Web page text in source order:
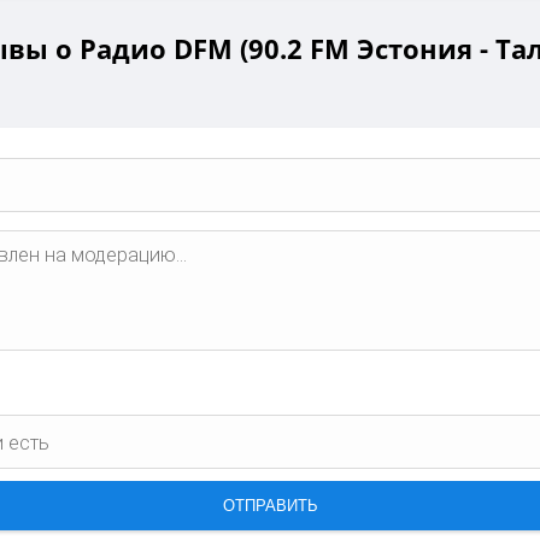
о Радио DFM (90.2 FM Эстония -